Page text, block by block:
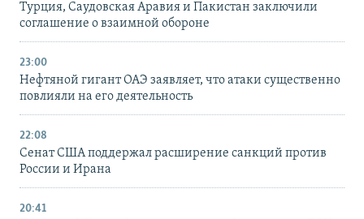
Турция, Саудовская Аравия и Пакистан заключили
соглашение о взаимной обороне
23:00
Нефтяной гигант ОАЭ заявляет, что атаки существенно
повлияли на его деятельность
22:08
Сенат США поддержал расширение санкций против
России и Ирана
20:41